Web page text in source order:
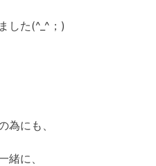
した(^_^；)
為にも、
緒に、